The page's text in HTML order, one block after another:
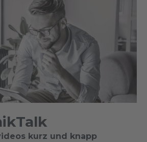
kurz und knapp